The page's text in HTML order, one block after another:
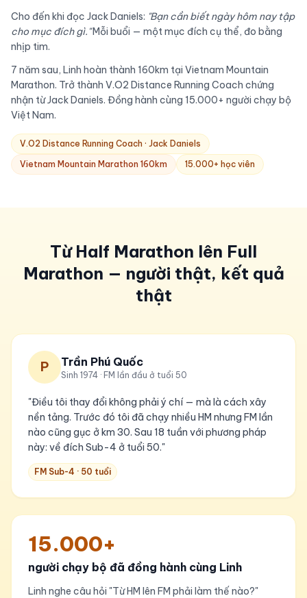
Cho đến khi đọc Jack Daniels: "Bạn cần biết ngày hôm nay tập
cho mục đích gì."Mỗi buổi — một mục đích cụ thể, đo bằng
nhịp tim.
7 năm sau, Linh hoàn thành 160km tại Vietnam Mountain
Marathon. Trở thành V.O2 Distance Running Coach chứng
nhận từ Jack Daniels. Đồng hành cùng 15.000+ người chạy bộ
Việt Nam.
V.O2 Distance Running Coach · Jack Daniels
Vietnam Mountain Marathon 160km
15.000+ học viên
Từ Half Marathon lên Full
Marathon — người thật, kết quả
thật
P Trần Phú Quốc
Sinh 1974 · FM lần đầu ở tuổi 50
"Điều tôi thay đổi không phải ý chí — mà là cách xây
nền tảng. Trước đó tôi đã chạy nhiều HM nhưng FM lần
nào cũng gục ở km 30. Sau 18 tuần với phương pháp
này: về đích Sub-4 ở tuổi 50."
FM Sub-4 · 50 tuổi
15.000+
người chạy bộ đã đồng hành cùng Linh
Linh nghe câu hỏi "Từ HM lên FM phải làm thế nào?"